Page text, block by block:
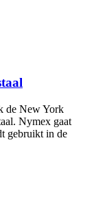
de New York
Nymex gaat
gebruikt in de